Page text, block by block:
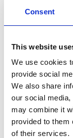
Consent
This website
We use cookies
provide social
We also share
our social
may combine it
provided to them
of their services.
nodig is.Denkt
wordt door een
draait als toen
Dat krijgen we
oorzaak.
virussen